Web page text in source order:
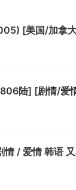
[美国/加拿
】
陆] [剧情/爱
/ 爱情 韩语